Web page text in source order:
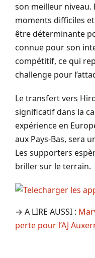
son meilleur niveau.
moments difficiles
être déterminante
connue pour son
compétitif, ce qui
challenge pour
Le transfert vers
significatif dans la
expérience en
aux Pays-Bas, sera
Les supporters
briller sur le terrain.
→ A LIRE AUSSI :
perte pour l’AJ